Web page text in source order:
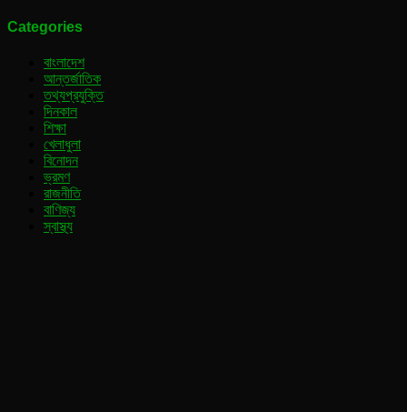
Categories
বাংলাদেশ
আন্তর্জাতিক
তথ্যপ্রযুক্তি
দিনকাল
শিক্ষা
খেলাধুলা
বিনোদন
ভ্রমণ
রাজনীতি
বাণিজ্য
স্বাস্থ্য